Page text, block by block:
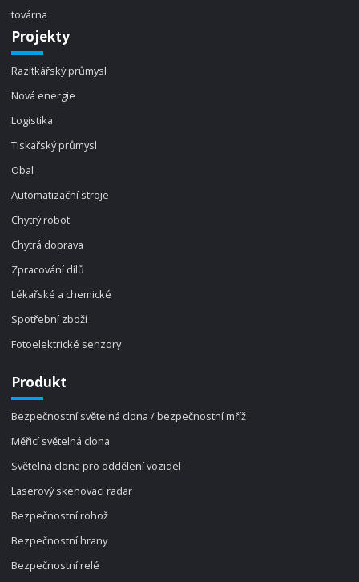
továrna
Projekty
Razítkářský průmysl
Nová energie
Logistika
Tiskařský průmysl
Obal
Automatizační stroje
Chytrý robot
Chytrá doprava
Zpracování dílů
Lékařské a chemické
Spotřební zboží
Fotoelektrické senzory
Produkt
Bezpečnostní světelná clona / bezpečnostní mříž
Měřicí světelná clona
Světelná clona pro oddělení vozidel
Laserový skenovací radar
Bezpečnostní rohož
Bezpečnostní hrany
Bezpečnostní relé